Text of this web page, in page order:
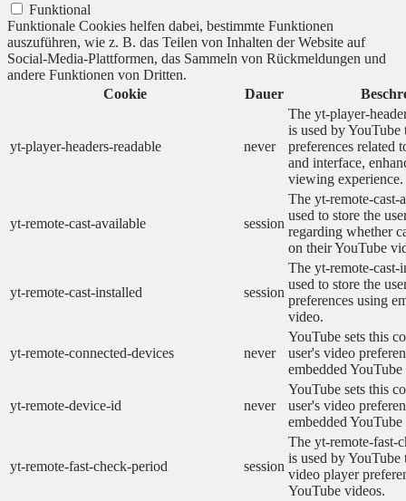
Funktional
Funktionale Cookies helfen dabei, bestimmte Funktionen
auszuführen, wie z. B. das Teilen von Inhalten der Website auf
Social-Media-Plattformen, das Sammeln von Rückmeldungen und
andere Funktionen von Dritten.
Cookie
Dauer
yt-player-headers-readable never
The yt-player-
is used by YouTube
preferences related
and interface,
viewing experience.
yt-remote-cast-available session
The yt-remote-cast-
used to store the
regarding whether
on their YouTube
yt-remote-cast-installed session
The yt-remote-cast-
used to store the
preferences using
video.
yt-remote-connected-devices never
YouTube sets this
user's video
embedded
yt-remote-device-id never
YouTube sets this
user's video
embedded
yt-remote-fast-check-period session
The yt-remote-fast-
is used by YouTube
video player
YouTube videos.